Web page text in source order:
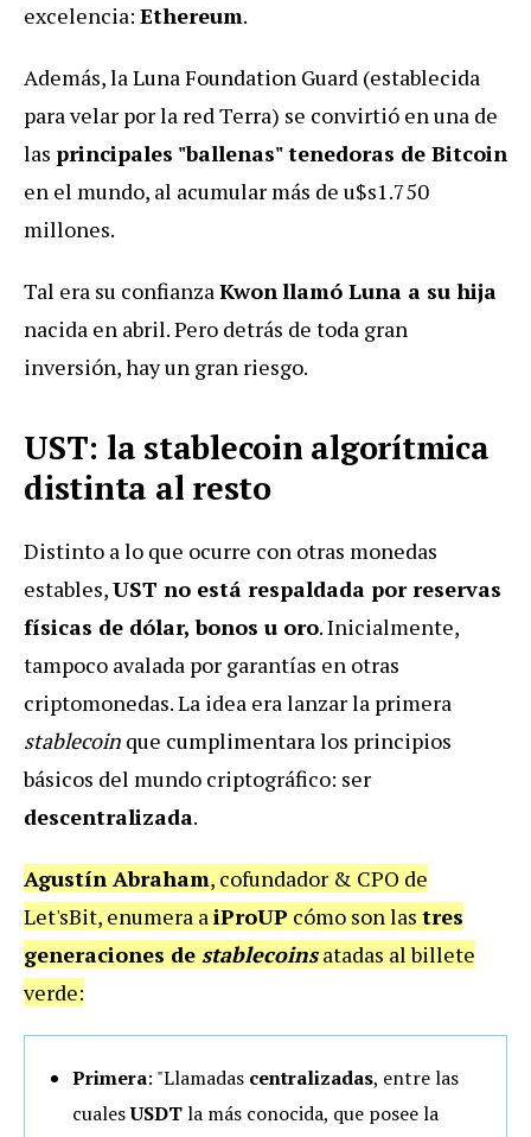
excelencia: Ethereum.
Además, la Luna Foundation Guard (establecida
para velar por la red Terra) se convirtió en una de
las principales "ballenas" tenedoras de Bitcoin
en el mundo, al acumular más de u$s1.750
millones.
Tal era su confianzaKwonllamó Luna a su hija
nacida en abril. Pero detrás de toda gran
inversión, hay un gran riesgo.
UST: la stablecoin algorítmica
distinta al resto
Distinto a lo que ocurre con otras monedas
estables,UST no está respaldada por reservas
físicas de dólar, bonos u oro. Inicialmente,
tampoco avalada por garantías en otras
criptomonedas. La idea era lanzar la primera
stablecoin que cumplimentara los principios
básicos del mundo criptográfico: ser
descentralizada.
Agustín Abraham, cofundador & CPO de
Let'sBit, enumera aiProUP cómo son las tres
generaciones de stablecoinsatadas al billete
verde:
Primera: "Llamadas centralizadas, entre las
cualesUSDTla más conocida, que posee la